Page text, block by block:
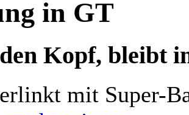
in GT
Kopf, bleibt
mit Super-